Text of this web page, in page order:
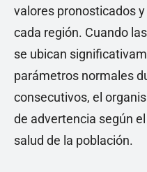
valores pronosticados
cada región. Cuando
se ubican
parámetros normales
consecutivos, el
de advertencia según
salud de la población.